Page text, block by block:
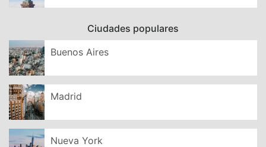
Ciudades populares
Buenos Aires
Madrid
Nueva York